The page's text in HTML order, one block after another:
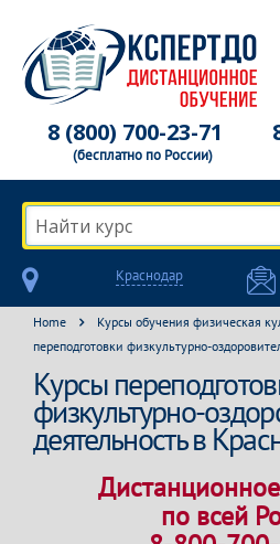
8 (800) 700-23-71
(бесплатно по России)
Найти курс
Краснодар
Home Курсы обучения физическая
переподготовки физкультурно-
Курсы
физкультурно-
деятельность в
по всей